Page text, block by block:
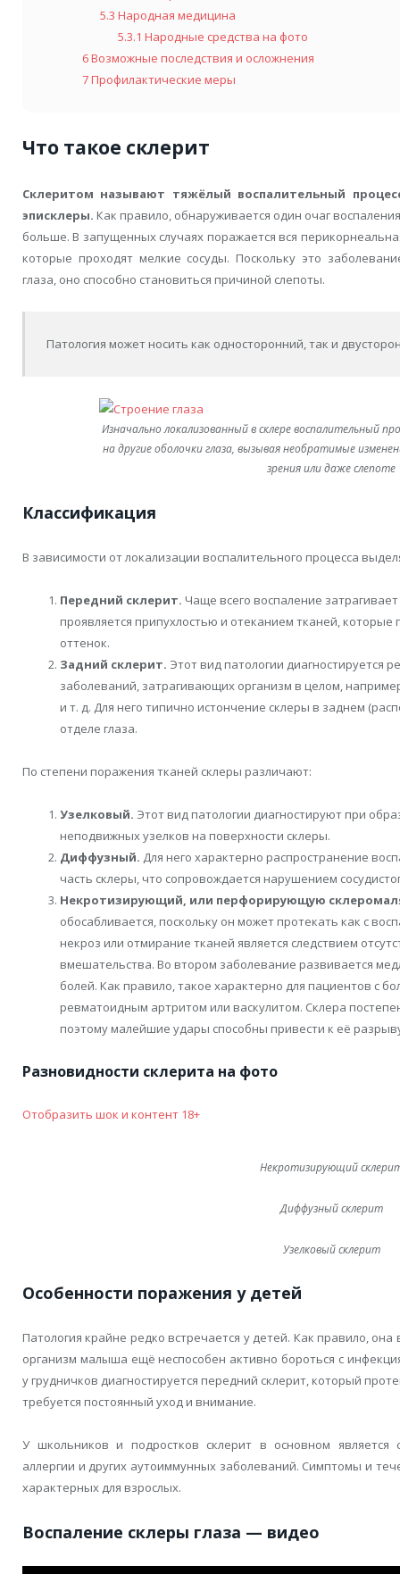
5.3 Народная медицина
5.3.1 Народные средства на фото
6Возможные последствия и осложнения
7Профилактические меры
Что такое склерит
Склеритом называют тяжёлый воспалительный
эписклеры. Как правило, обнаруживается один очаг
больше. В запущенных случаях поражается вся
которые проходят мелкие сосуды. Поскольку это
глаза, оно способно становиться причиной слепоты.
Патология может носить как односторонний, так и
Изначально локализованный в склере воспалительный
на другие оболочки глаза, вызывая необратимые
зрения или даже слепоте
Классификация
В зависимости от локализации воспалительного процесса
Передний склерит. Чаще всего воспаление
проявляется припухлостью и отеканием тканей,
оттенок.
Задний склерит. Этот вид патологии диагностируется
заболеваний, затрагивающих организм в целом,
и т. д. Для него типично истончение склеры в заднем
отделе глаза.
По степени поражения тканей склеры различают:
Узелковый. Этот вид патологии диагностируют при
неподвижных узелков на поверхности склеры.
Диффузный. Для него характерно распространение
часть склеры, что сопровождается нарушением
Некротизирующий, или перфорирующую
обосабливается, поскольку он может протекать как с
некроз или отмирание тканей является следствием
вмешательства. Во втором заболевание развивается
болей. Как правило, такое характерно для пациентов с
ревматоидным артритом или васкулитом. Склера
поэтому малейшие удары способны привести к её
Разновидности склерита на фото
Отобразить шок и контент 18+
Некротизирующий
Диффузный склерит
Узелковый склерит
Особенности поражения у детей
Патология крайне редко встречается у детей. Как правило,
организм малыша ещё неспособен активно бороться с
у грудничков диагностируется передний склерит, который
требуется постоянный уход и внимание.
У школьников и подростков склерит в основном
аллергии и других аутоиммунных заболеваний. Симптомы и
характерных для взрослых.
Воспаление склеры глаза — видео